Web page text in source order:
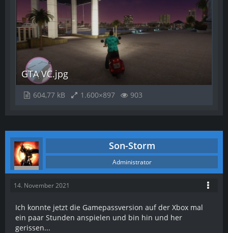
GTA VC.jpg
604,77 kB 1.600×897 903
Son-Storm
Administrator
14. November 2021
Ich konnte jetzt die Gamepassversion auf der Xbox mal
ein paar Stunden anspielen und bin hin und her
gerissen...